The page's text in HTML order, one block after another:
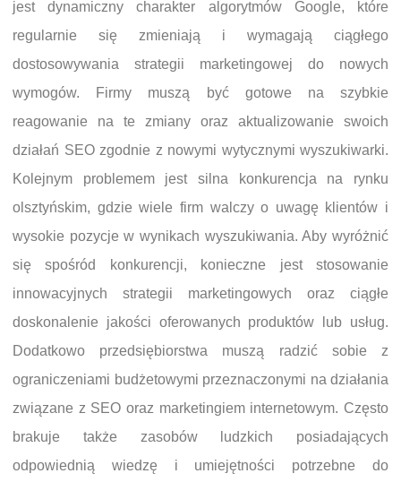
jest dynamiczny charakter algorytmów Google, które
regularnie się zmieniają i wymagają ciągłego
dostosowywania strategii marketingowej do nowych
wymogów. Firmy muszą być gotowe na szybkie
reagowanie na te zmiany oraz aktualizowanie swoich
działań SEO zgodnie z nowymi wytycznymi wyszukiwarki.
Kolejnym problemem jest silna konkurencja na rynku
olsztyńskim, gdzie wiele firm walczy o uwagę klientów i
wysokie pozycje w wynikach wyszukiwania. Aby wyróżnić
się spośród konkurencji, konieczne jest stosowanie
innowacyjnych strategii marketingowych oraz ciągłe
doskonalenie jakości oferowanych produktów lub usług.
Dodatkowo przedsiębiorstwa muszą radzić sobie z
ograniczeniami budżetowymi przeznaczonymi na działania
związane z SEO oraz marketingiem internetowym. Często
brakuje także zasobów ludzkich posiadających
odpowiednią wiedzę i umiejętności potrzebne do